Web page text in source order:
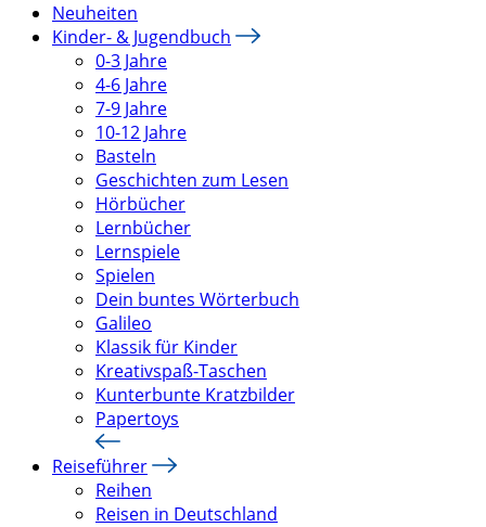
Neuheiten
Kinder- & Jugendbuch
0-3 Jahre
4-6 Jahre
7-9 Jahre
10-12 Jahre
Basteln
Geschichten zum Lesen
Hörbücher
Lernbücher
Lernspiele
Spielen
Dein buntes Wörterbuch
Galileo
Klassik für Kinder
Kreativspaß-Taschen
Kunterbunte Kratzbilder
Papertoys
Reiseführer
Reihen
Reisen in Deutschland